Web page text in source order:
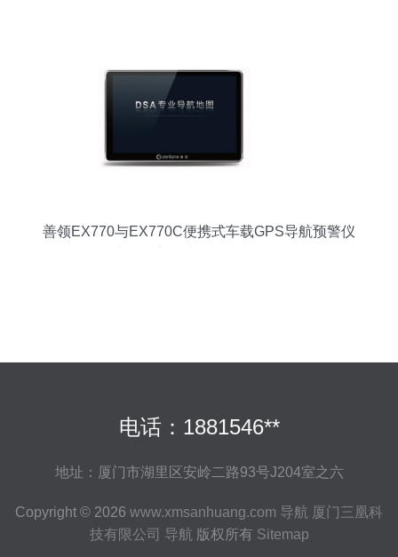
善领EX770与EX770C便携式车载GPS导航预警仪
电话：1881546**
地址：厦门市湖里区安岭二路93号J204室之六
Copyright © 2026 www.xmsanhuang.com 导航 厦门三凰科
技有限公司 导航 版权所有 Sitemap